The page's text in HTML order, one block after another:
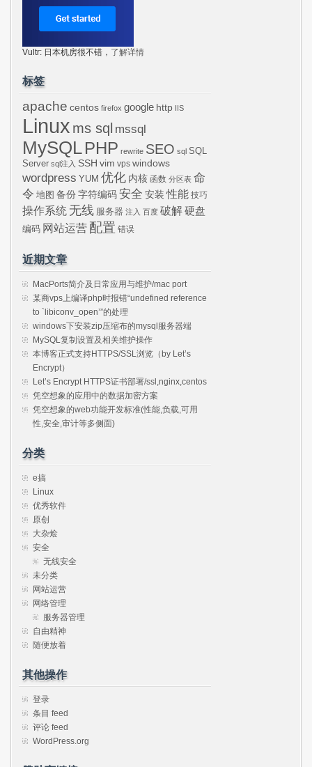
Vultr: 日本机房很不错， 了解详情
标签
apache centos firefox google http IIS
Linux ms sql mssql
MySQLPHP rewrite SEO sql SQL
Server sql注入 SSH vim vps windows
wordpress YUM 优化 内核 函数 分区表 命
令 地图 备份 字符编码 安全 安装 性能 技巧
操作系统 无线 服务器 注入 百度 破解硬盘
编码 网站运营 配置 错误
近期文章
MacPorts简介及日常应用与维护/mac port
某商vps上编译php时报错“undefined reference
to `libiconv_open’”的处理
windows下安装zip压缩布的mysql服务器端
MySQL复制设置及相关维护操作
本博客正式支持HTTPS/SSL浏览（by Let’s
Encrypt）
Let’s Encrypt HTTPS证书部署/ssl,nginx,centos
凭空想象的应用中的数据加密方案
凭空想象的web功能开发标准(性能,负载,可用
性,安全,审计等多侧面)
分类
e搞
Linux
优秀软件
原创
大杂烩
安全
无线安全
未分类
网站运营
网络管理
服务器管理
自由精神
随便放着
其他操作
登录
条目 feed
评论 feed
WordPress.org